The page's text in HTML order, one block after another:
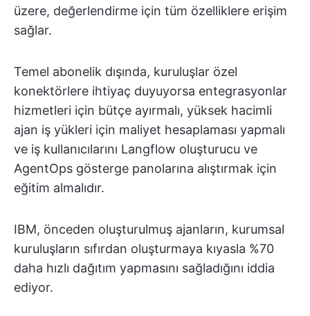
üzere, değerlendirme için tüm özelliklere erişim
sağlar.
Temel abonelik dışında, kuruluşlar özel
konektörlere ihtiyaç duyuyorsa entegrasyonlar
hizmetleri için bütçe ayırmalı, yüksek hacimli
ajan iş yükleri için maliyet hesaplaması yapmalı
ve iş kullanıcılarını Langflow oluşturucu ve
AgentOps gösterge panolarına alıştırmak için
eğitim almalıdır.
IBM, önceden oluşturulmuş ajanların, kurumsal
kuruluşların sıfırdan oluşturmaya kıyasla %70
daha hızlı dağıtım yapmasını sağladığını iddia
ediyor.